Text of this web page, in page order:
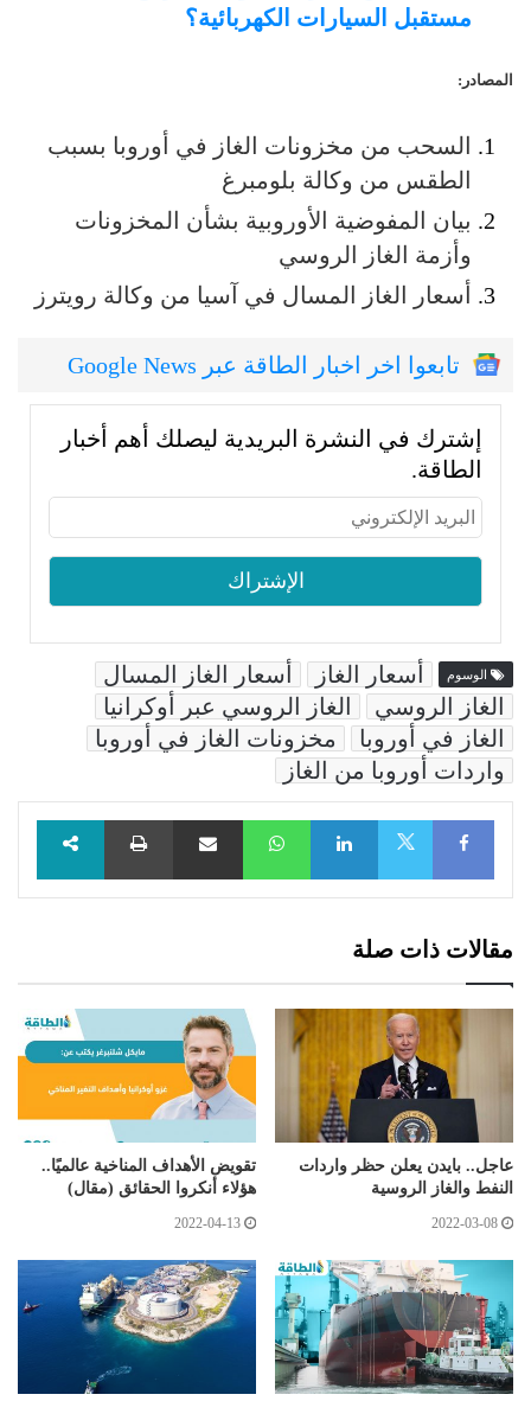
مستقبل السيارات الكهربائية؟
المصادر:
السحب من مخزونات الغاز في أوروبا بسبب
الطقس من وكالة بلومبرغ
بيان المفوضية الأوروبية بشأن المخزونات
وأزمة الغاز الروسي
أسعار الغاز المسال في آسيا من وكالة رويترز
تابعوا اخر اخبار الطاقة عبر Google News
إشترك في النشرة البريدية ليصلك أهم أخبار
الطاقة.
الوسوم أسعار الغاز
أسعار الغاز المسال
الغاز الروسي
الغاز الروسي عبر أوكرانيا
الغاز في أوروبا
مخزونات الغاز في أوروبا
واردات أوروبا من الغاز
Facebook
LinkedIn
WhatsAppمشاركة عبر البريد طباعة
مقالات ذات صلة
عاجل.. بايدن يعلن حظر واردات
النفط والغاز الروسية
2022-03-08
تقويض الأهداف المناخية عالميًا..
هؤلاء أنكروا الحقائق (مقال)
2022-04-13